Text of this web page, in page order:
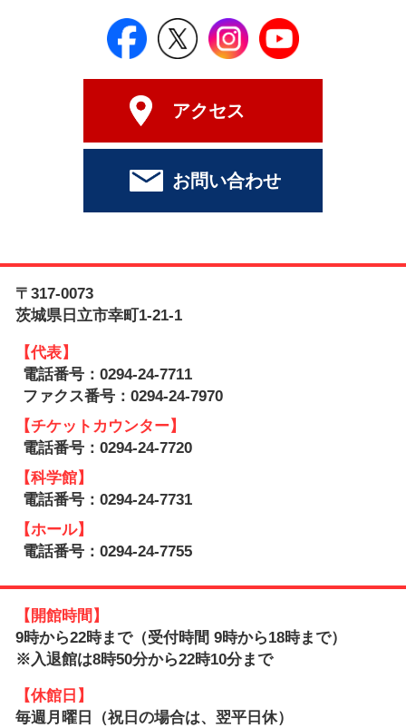
日立シビックセンター公式
日立シビックセンター
日立シビックセ
アクセス
お問い合わせ
〒317-0073
茨城県日立市幸町1-21-1
【代表】
電話番号：0294-24-7711
ファクス番号：0294-24-7970
【チケットカウンター】
電話番号：0294-24-7720
【科学館】
電話番号：0294-24-7731
【ホール】
電話番号：0294-24-7755
【開館時間】
9時から22時まで（受付時間 9時から18時まで）
※入退館は8時50分から22時10分まで
【休館日】
毎週月曜日（祝日の場合は、翌平日休）